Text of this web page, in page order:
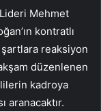
Mehmet
kontratlı
şartlara reaksiyon
düzenlenen
kadroya
aranacaktır.